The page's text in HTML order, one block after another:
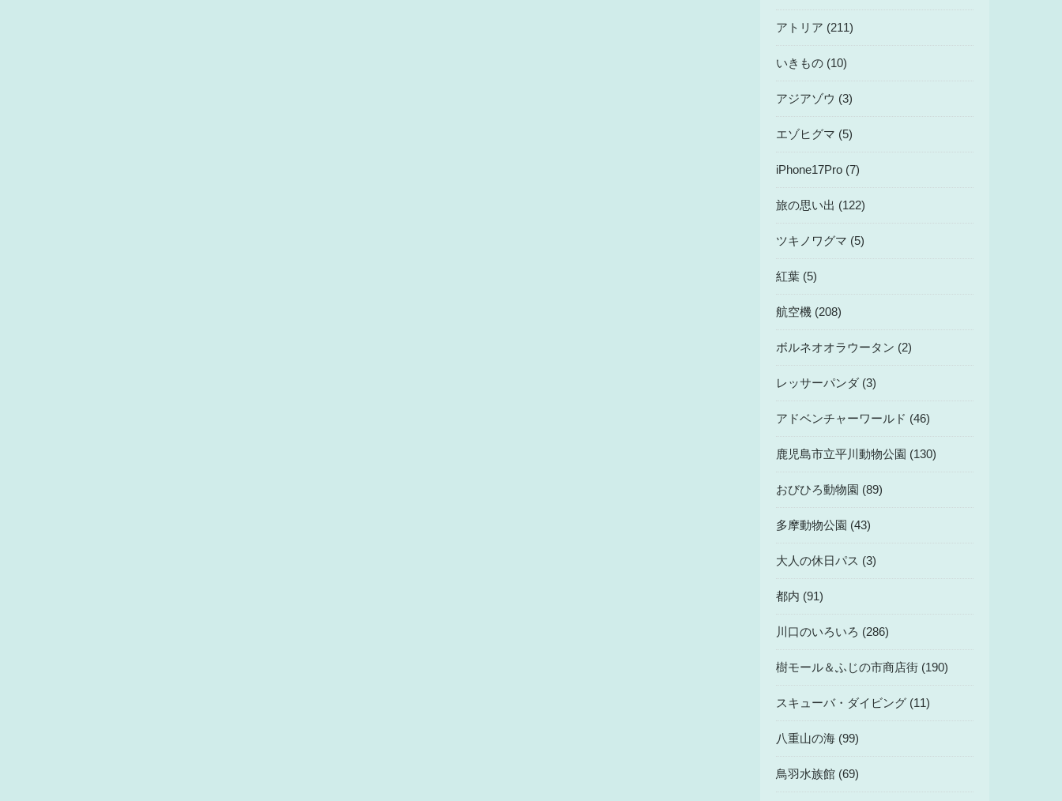
アトリア (211)
いきもの (10)
アジアゾウ (3)
エゾヒグマ (5)
iPhone17Pro (7)
旅の思い出 (122)
ツキノワグマ (5)
紅葉 (5)
航空機 (208)
ボルネオオラウータン (2)
レッサーパンダ (3)
アドベンチャーワールド (46)
鹿児島市立平川動物公園 (130)
おびひろ動物園 (89)
多摩動物公園 (43)
大人の休日パス (3)
都内 (91)
川口のいろいろ (286)
樹モール＆ふじの市商店街 (190)
スキューバ・ダイビング (11)
八重山の海 (99)
鳥羽水族館 (69)